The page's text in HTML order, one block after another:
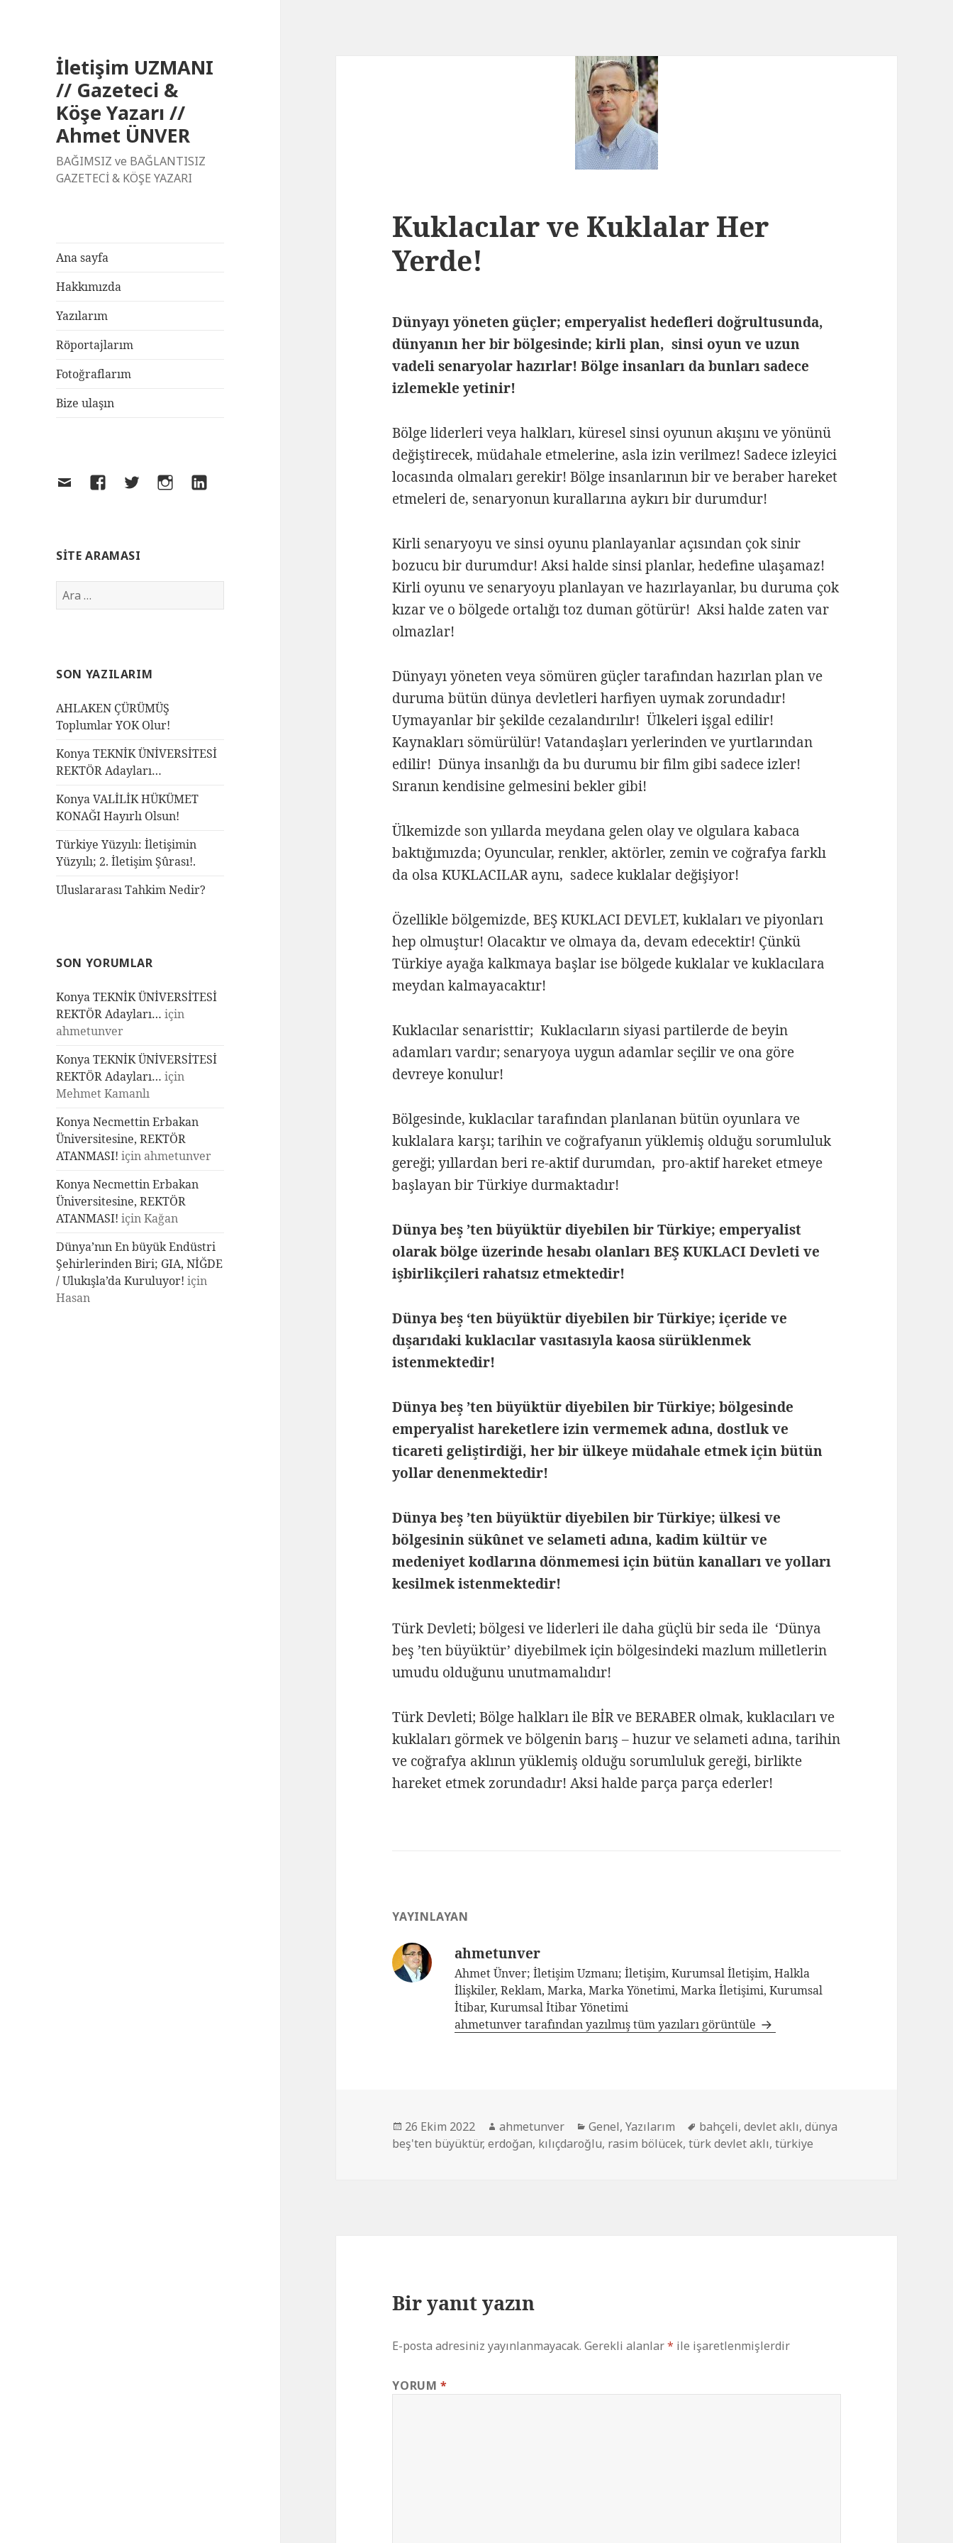
İletişim UZMANI
// Gazeteci &
Köşe Yazarı //
Ahmet ÜNVER
BAĞIMSIZ ve BAĞLANTISIZ
GAZETECİ & KÖŞE YAZARI
Ana sayfa
Hakkımızda
Yazılarım
Röportajlarım
Fotoğraflarım
Bize ulaşın
SITE ARAMASI
SON YAZILARIM
AHLAKEN ÇÜRÜMÜŞ
Toplumlar YOK Olur!
Konya TEKNİK ÜNİVERSİTESİ
REKTÖR Adayları…
Konya VALİLİK HÜKÜMET
KONAĞI Hayırlı Olsun!
Türkiye Yüzyılı: İletişimin
Yüzyılı; 2. İletişim Şûrası!.
Uluslararası Tahkim Nedir?
SON YORUMLAR
Konya TEKNİK ÜNİVERSİTESİ
REKTÖR Adayları… için
ahmetunver
Konya TEKNİK ÜNİVERSİTESİ
REKTÖR Adayları… için
Mehmet Kamanlı
Konya Necmettin Erbakan
Üniversitesine, REKTÖR
ATANMASI! için ahmetunver
Konya Necmettin Erbakan
Üniversitesine, REKTÖR
ATANMASI! içinKağan
Dünya’nın En büyük Endüstri
Şehirlerinden Biri; GIA, NİĞDE
/ Ulukışla’da Kuruluyor! için
Hasan
Kuklacılar ve Kuklalar Her
Yerde!
Dünyayı yöneten güçler; emperyalist hedefleri doğrultusunda,
dünyanın her bir bölgesinde; kirli plan, sinsi oyun ve uzun
vadeli senaryolar hazırlar! Bölge insanları da bunları sadece
izlemekle yetinir!
Bölge liderleri veya halkları, küresel sinsi oyunun akışını ve yönünü
değiştirecek, müdahale etmelerine, asla izin verilmez! Sadece izleyici
locasında olmaları gerekir! Bölge insanlarının bir ve beraber hareket
etmeleri de, senaryonun kurallarına aykırı bir durumdur!
Kirli senaryoyu ve sinsi oyunu planlayanlar açısından çok sinir
bozucu bir durumdur! Aksi halde sinsi planlar, hedefine ulaşamaz!
Kirli oyunu ve senaryoyu planlayan ve hazırlayanlar, bu duruma çok
kızar ve o bölgede ortalığı toz duman götürür! Aksi halde zaten var
olmazlar!
Dünyayı yöneten veya sömüren güçler tarafından hazırlan plan ve
duruma bütün dünya devletleri harfiyen uymak zorundadır!
Uymayanlar bir şekilde cezalandırılır! Ülkeleri işgal edilir!
Kaynakları sömürülür! Vatandaşları yerlerinden ve yurtlarından
edilir! Dünya insanlığı da bu durumu bir film gibi sadece izler!
Sıranın kendisine gelmesini bekler gibi!
Ülkemizde son yıllarda meydana gelen olay ve olgulara kabaca
baktığımızda; Oyuncular, renkler, aktörler, zemin ve coğrafya farklı
da olsa KUKLACILAR aynı, sadece kuklalar değişiyor!
Özellikle bölgemizde, BEŞ KUKLACI DEVLET, kuklaları ve piyonları
hep olmuştur! Olacaktır ve olmaya da, devam edecektir! Çünkü
Türkiye ayağa kalkmaya başlar ise bölgede kuklalar ve kuklacılara
meydan kalmayacaktır!
Kuklacılar senaristtir; Kuklacıların siyasi partilerde de beyin
adamları vardır; senaryoya uygun adamlar seçilir ve ona göre
devreye konulur!
Bölgesinde, kuklacılar tarafından planlanan bütün oyunlara ve
kuklalara karşı; tarihin ve coğrafyanın yüklemiş olduğu sorumluluk
gereği; yıllardan beri re-aktif durumdan, pro-aktif hareket etmeye
başlayan bir Türkiye durmaktadır!
Dünya beş ’ten büyüktür diyebilen bir Türkiye; emperyalist
olarak bölge üzerinde hesabı olanları BEŞ KUKLACI Devleti ve
işbirlikçileri rahatsız etmektedir!
Dünya beş ‘ten büyüktür diyebilen bir Türkiye; içeride ve
dışarıdaki kuklacılar vasıtasıyla kaosa sürüklenmek
istenmektedir!
Dünya beş ’ten büyüktür diyebilen bir Türkiye; bölgesinde
emperyalist hareketlere izin vermemek adına, dostluk ve
ticareti geliştirdiği, her bir ülkeye müdahale etmek için bütün
yollar denenmektedir!
Dünya beş ’ten büyüktür diyebilen bir Türkiye; ülkesi ve
bölgesinin sükûnet ve selameti adına, kadim kültür ve
medeniyet kodlarına dönmemesi için bütün kanalları ve yolları
kesilmek istenmektedir!
Türk Devleti; bölgesi ve liderleri ile daha güçlü bir seda ile ‘Dünya
beş ’ten büyüktür’ diyebilmek için bölgesindeki mazlum milletlerin
umudu olduğunu unutmamalıdır!
Türk Devleti; Bölge halkları ile BİR ve BERABER olmak, kuklacıları ve
kuklaları görmek ve bölgenin barış – huzur ve selameti adına, tarihin
ve coğrafya aklının yüklemiş olduğu sorumluluk gereği, birlikte
hareket etmek zorundadır! Aksi halde parça parça ederler!
YAYINLAYAN
ahmetunver
Ahmet Ünver; İletişim Uzmanı; İletişim, Kurumsal İletişim, Halkla
İlişkiler, Reklam, Marka, Marka Yönetimi, Marka İletişimi, Kurumsal
İtibar, Kurumsal İtibar Yönetimi
ahmetunver tarafından yazılmış tüm yazıları görüntüle
26 Ekim 2022 ahmetunver Genel,Yazılarım bahçeli,devlet aklı,dünya
beş'ten büyüktür,erdoğan, kılıçdaroğlu, rasim bölücek,türk devlet aklı,türkiye
Bir yanıt yazın
E-posta adresiniz yayınlanmayacak. Gerekli alanlar* ile işaretlenmişlerdir
YORUM*